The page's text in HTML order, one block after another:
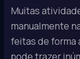
Muitas
manualmente
feitas de forma